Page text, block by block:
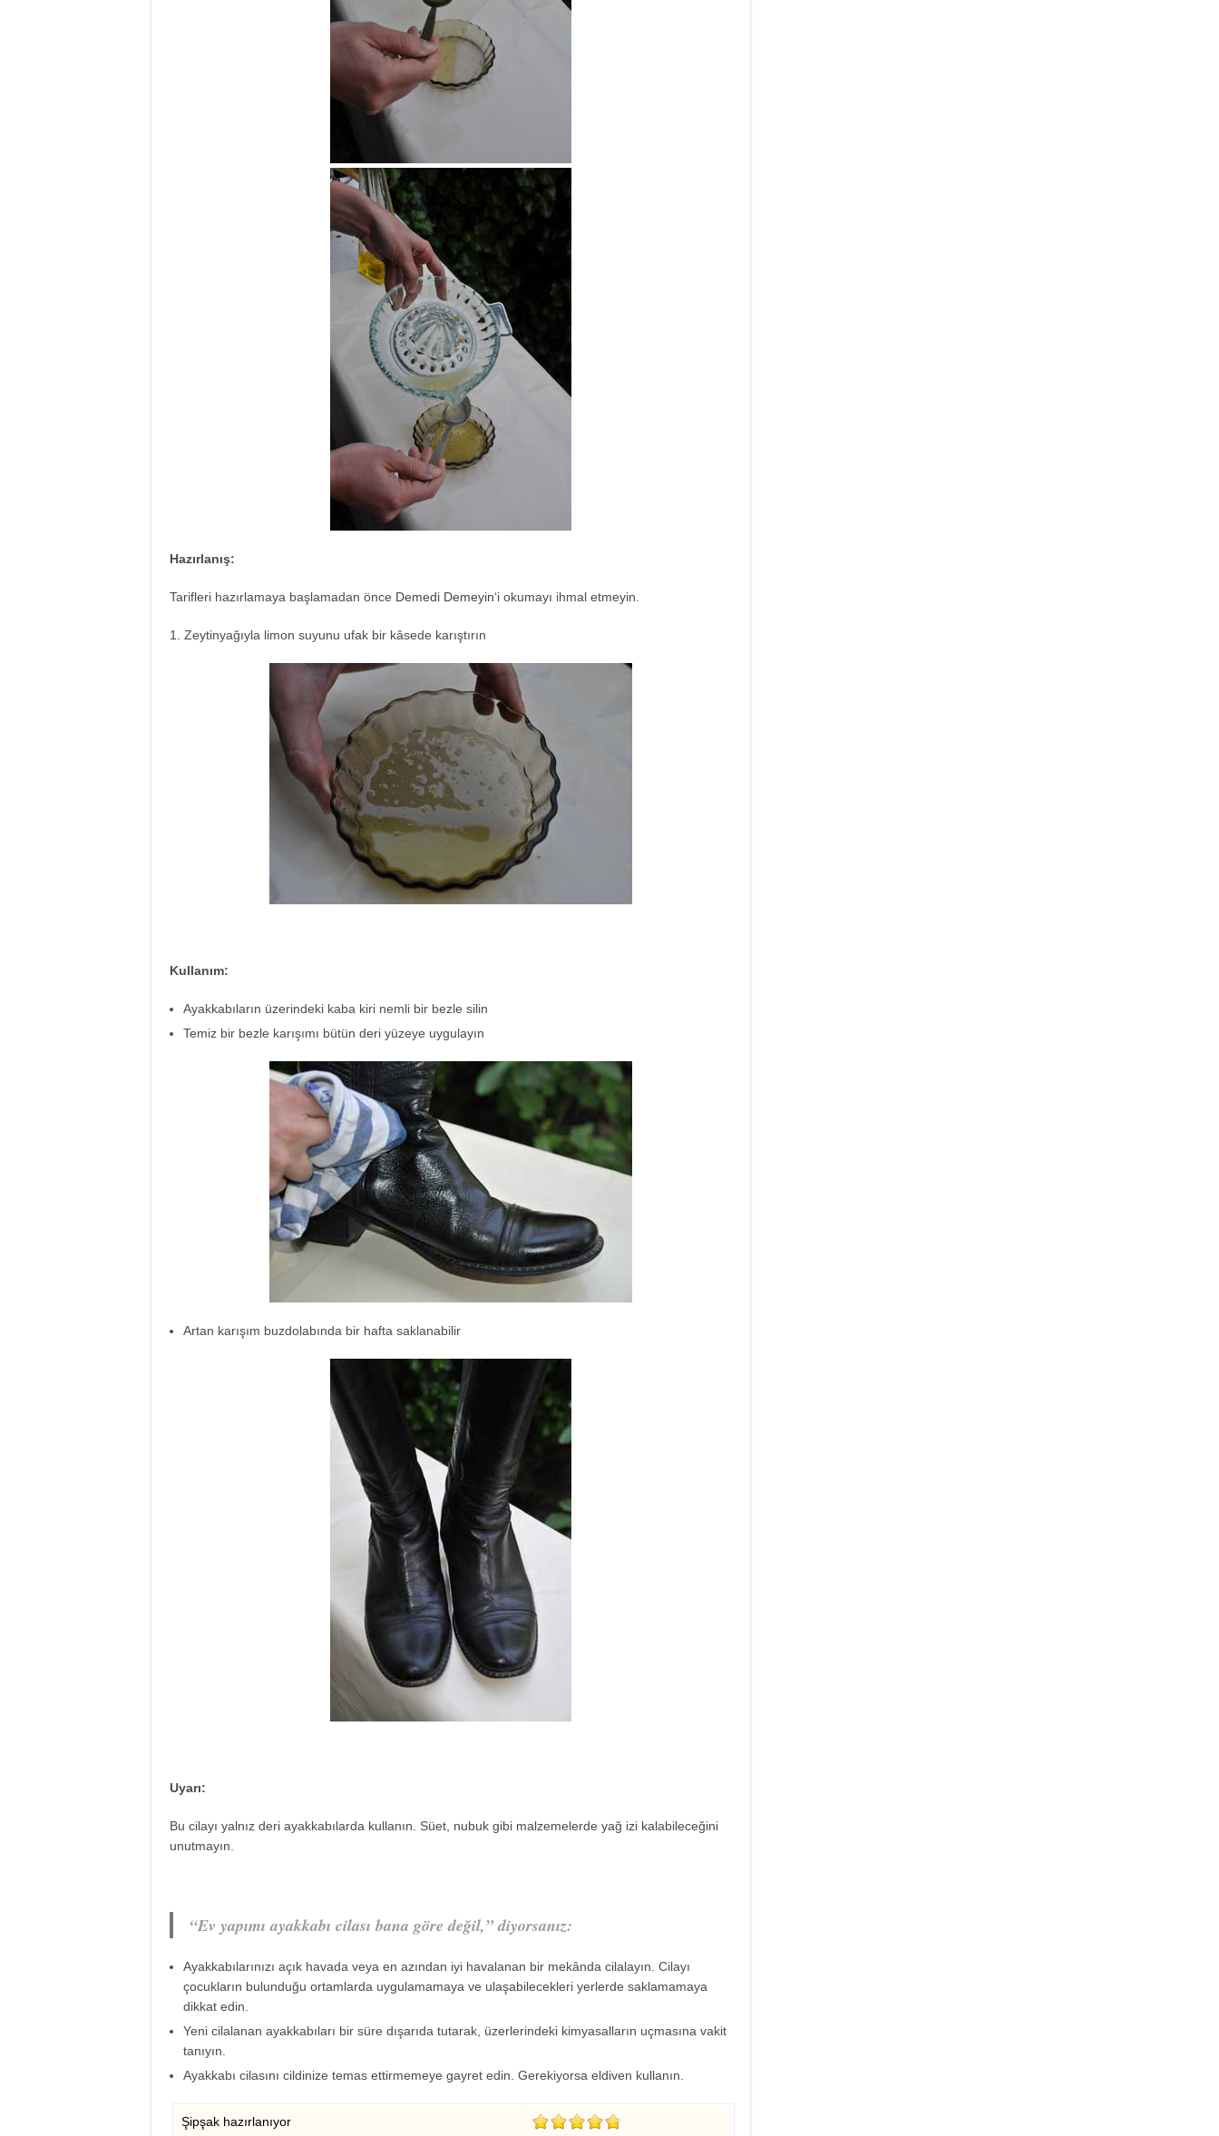
Hazırlanış:
Tarifleri hazırlamaya başlamadan önce Demedi Demeyin‘i okumayı ihmal etmeyin.
1. Zeytinyağıyla limon suyunu ufak bir kâsede karıştırın
Kullanım:
Ayakkabıların üzerindeki kaba kiri nemli bir bezle silin
Temiz bir bezle karışımı bütün deri yüzeye uygulayın
Artan karışım buzdolabında bir hafta saklanabilir
Uyarı:
Bu cilayı yalnız deri ayakkabılarda kullanın. Süet, nubuk gibi malzemelerde yağ izi kalabileceğini
unutmayın.
“Ev yapımı ayakkabı cilası bana göre değil,” diyorsanız:
Ayakkabılarınızı açık havada veya en azından iyi havalanan bir mekânda cilalayın. Cilayı
çocukların bulunduğu ortamlarda uygulamamaya ve ulaşabilecekleri yerlerde saklamamaya
dikkat edin.
Yeni cilalanan ayakkabıları bir süre dışarıda tutarak, üzerlerindeki kimyasalların uçmasına vakit
tanıyın.
Ayakkabı cilasını cildinize temas ettirmemeye gayret edin. Gerekiyorsa eldiven kullanın.
Şipşak hazırlanıyor